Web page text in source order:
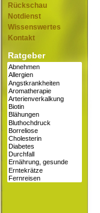
Rückschau
Notdienst
Wissenswertes
Kontakt
Ratgeber